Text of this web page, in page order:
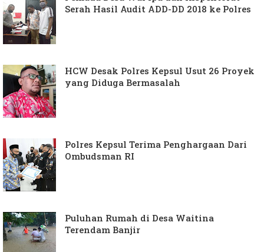
Serah Hasil Audit ADD-DD 2018 ke Polres
HCW Desak Polres Kepsul Usut 26 Proyek
yang Diduga Bermasalah
Polres Kepsul Terima Penghargaan Dari
Ombudsman RI
Puluhan Rumah di Desa Waitina
Terendam Banjir